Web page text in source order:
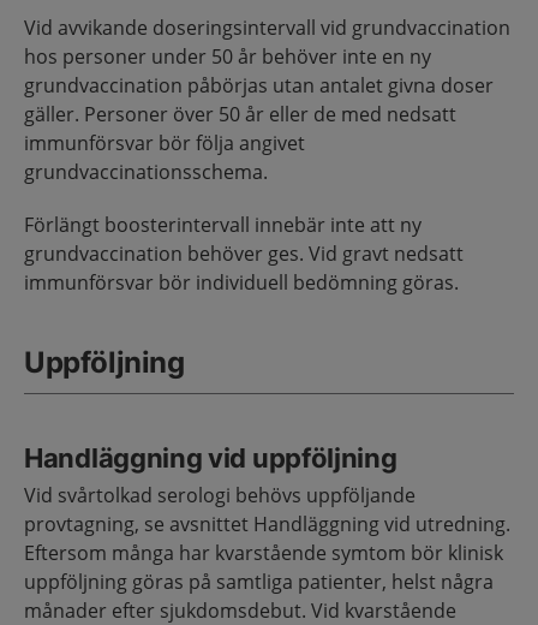
Vid avvikande doseringsintervall vid grundvaccination
hos personer under 50 år behöver inte en ny
grundvaccination påbörjas utan antalet givna doser
gäller. Personer över 50 år eller de med nedsatt
immunförsvar bör följa angivet
grundvaccinationsschema.
Förlängt boosterintervall innebär inte att ny
grundvaccination behöver ges. Vid gravt nedsatt
immunförsvar bör individuell bedömning göras.
Uppföljning
Handläggning vid uppföljning
Vid svårtolkad serologi behövs uppföljande
provtagning, se avsnittet Handläggning vid utredning.
Eftersom många har kvarstående symtom bör klinisk
uppföljning göras på samtliga patienter, helst några
månader efter sjukdomsdebut. Vid kvarstående